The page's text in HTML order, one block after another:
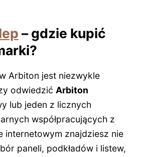
– gdzie kupić
Arbiton jest niezwykle
odwiedzić Arbiton
lub jeden z licznych
współpracujących z
internetowym znajdziesz nie
paneli, podkładów i listew,